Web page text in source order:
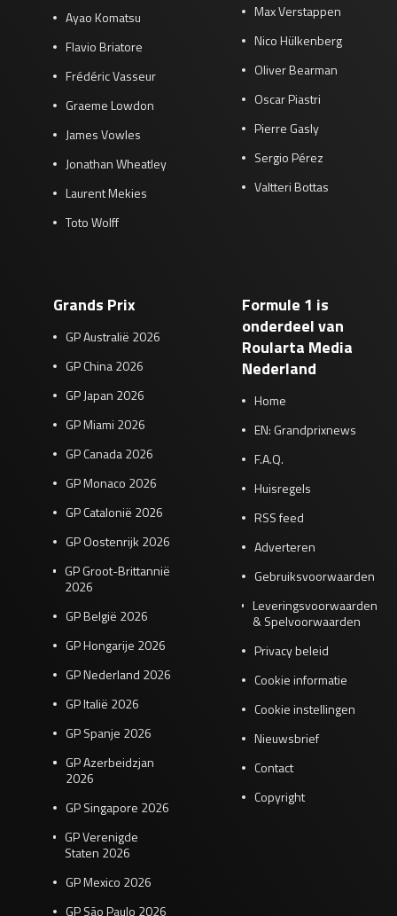
Ayao Komatsu
Flavio Briatore
Frédéric Vasseur
Graeme Lowdon
James Vowles
Jonathan Wheatley
Laurent Mekies
Toto Wolff
Max Verstappen
Nico Hülkenberg
Oliver Bearman
Oscar Piastri
Pierre Gasly
Sergio Pérez
Valtteri Bottas
Grands Prix
GP Australië 2026
GP China 2026
GP Japan 2026
GP Miami 2026
GP Canada 2026
GP Monaco 2026
GP Catalonië 2026
GP Oostenrijk 2026
GP Groot-Brittannië
2026
GP België 2026
GP Hongarije 2026
GP Nederland 2026
GP Italië 2026
GP Spanje 2026
GP Azerbeidzjan
2026
GP Singapore 2026
GP Verenigde
Staten 2026
GP Mexico 2026
GP São Paulo 2026
Formule 1 is
onderdeel van
Roularta Media
Nederland
Home
EN: Grandprixnews
F.A.Q.
Huisregels
RSS feed
Adverteren
Gebruiksvoorwaarden
Leveringsvoorwaarden
& Spelvoorwaarden
Privacy beleid
Cookie informatie
Cookie instellingen
Nieuwsbrief
Contact
Copyright